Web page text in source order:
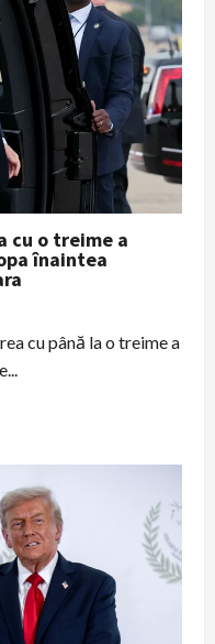
cu o treime a
înaintea
cu până la o treime a